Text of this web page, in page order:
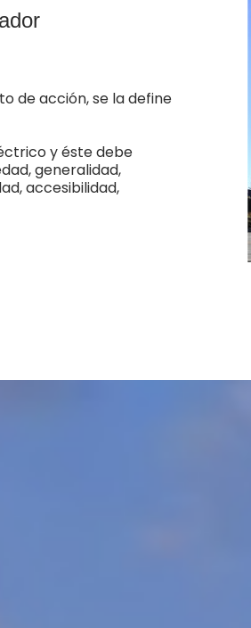
de acción, se la define
y éste debe
generalidad,
accesibilidad,